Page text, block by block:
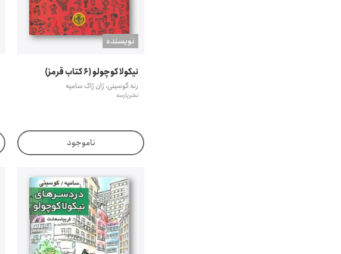
نويسنده
نیکولا کوچولو (6 کتاب قرمز)
رنه گوسینی، ژان ژاک سامپه
نشر پارسه
ناموجود